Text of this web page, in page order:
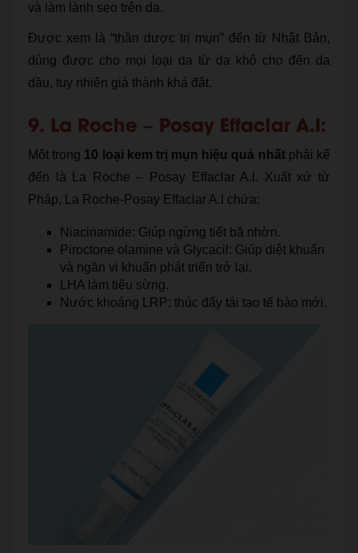
và làm lành sẹo trên da.
Được xem là “thần dược trị mụn” đến từ Nhật Bản,
dùng được cho mọi loại da từ da khô cho đến da
dầu, tuy nhiên giá thành khá đắt.
9. La Roche – Posay Effaclar A.I:
Một trong 10 loại kem trị mụn hiệu quả nhấtphải kể
đến là La Roche – Posay Effaclar A.I. Xuất xứ từ
Pháp, La Roche-Posay Effaclar A.I chứa:
Niacinamide: Giúp ngừng tiết bã nhờn.
Piroctone olamine và Glycacil: Giúp diệt khuẩn
và ngăn vi khuẩn phát triển trở lại.
LHA làm tiêu sừng.
Nước khoáng LRP: thúc đẩy tái tạo tế bào mới.